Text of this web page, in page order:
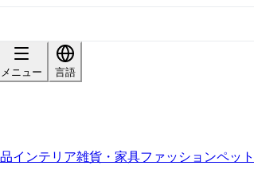
メニュー
言語
インテリア雑貨・家具ファッションペット